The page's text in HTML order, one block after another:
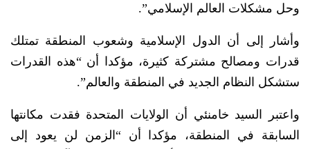
وحل مشكلات العالم الإسلامي”.
وأشار إلى أن الدول الإسلامية وشعوب المنطقة تمتلك
قدرات ومصالح مشتركة كثيرة، مؤكدا أن “هذه القدرات
ستشكل النظام الجديد في المنطقة والعالم”.
واعتبر السيد خامنئي أن الولايات المتحدة فقدت مكانتها
السابقة في المنطقة، مؤكدا أن “الزمن لن يعود إلى